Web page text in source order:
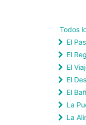
Todos
El
El
El
El
El
La
La